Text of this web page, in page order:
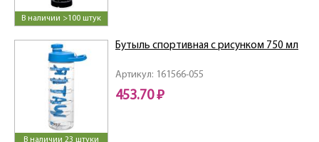
В наличии >100 штук
В наличии 23 штуки
Артикул: 161566-055
Бутыль спортивная с рисунком 750 мл
453.70 ₽